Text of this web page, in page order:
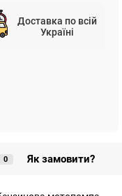
Доставка по всій
Україні
0 Як замовити?